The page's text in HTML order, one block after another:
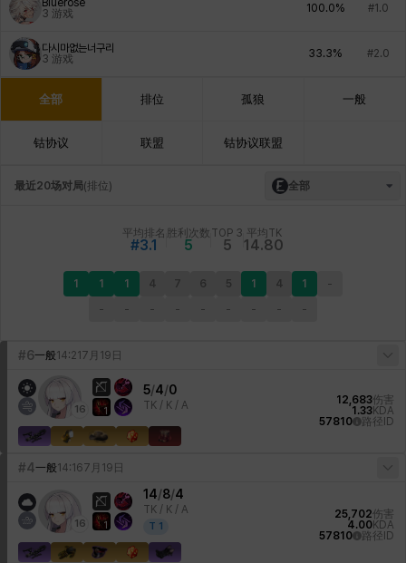
BIuerose
3 游戏 100.0% #1.0
다시마없는너구리
3 游戏 33.3% #2.0
全部 排位 孤狼 一般
钴协议 联盟 钴协议联盟
最近20场对局(排位) 全部
平均排名
#3.1
胜利次数
5
TOP 3
5
平均TK
14.80
1 1 1 4 7 6 5 1 4 1
-
-
- - - - - - - -
#6一般14:21 7月19日
16 1
5/4/0
TK / K / A 12,683伤害
1.33KDA
57810
路径ID
#4一般14:167月19日
16 1
14/8/4
TK / K / A
T 1
25,702伤害
4.00KDA
57810
路径ID